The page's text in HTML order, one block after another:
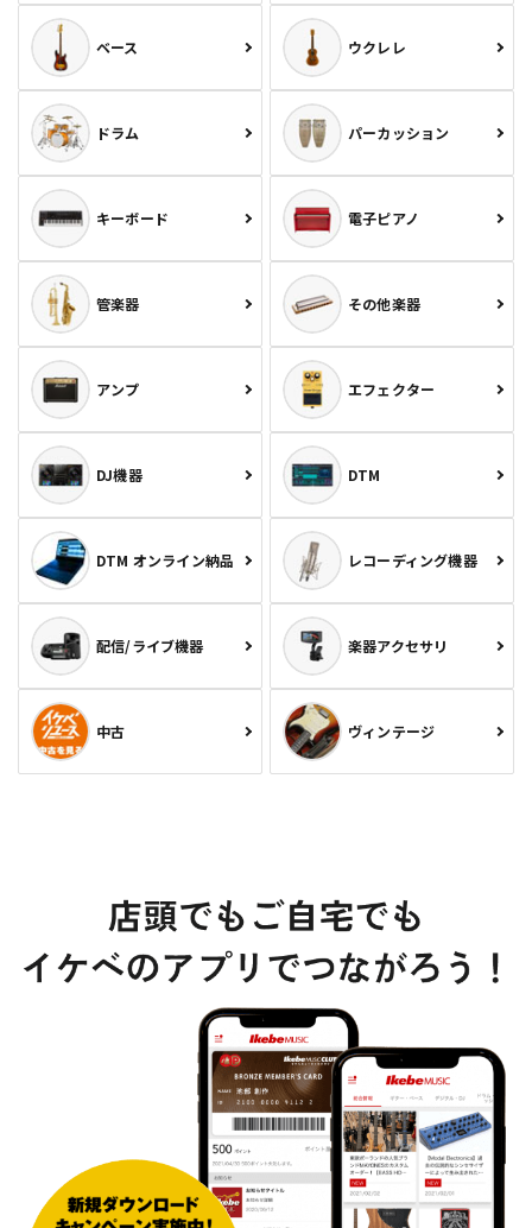
ベース ウクレレ
ドラム パーカッション
キーボード 電子ピアノ
管楽器 その他楽器
アンプ エフェクター
DJ機器 DTM
DTM オンライン納品 レコーディング機器
配信/ライブ機器 楽器アクセサリ
中古 ヴィンテージ